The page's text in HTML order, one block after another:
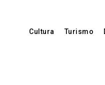
Cultura Turismo